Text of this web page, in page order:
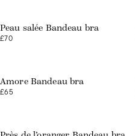
Peau salée Bandeau bra
£70
Amore Bandeau bra
£65